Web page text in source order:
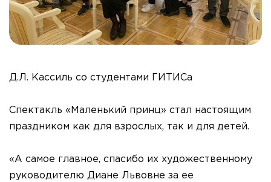
Д.Л. Кассиль со студентами ГИТИСа
Спектакль «Маленький принц» стал настоящим
праздником как для взрослых, так и для детей.
«А самое главное, спасибо их художественному
руководителю Диане Львовне за ее